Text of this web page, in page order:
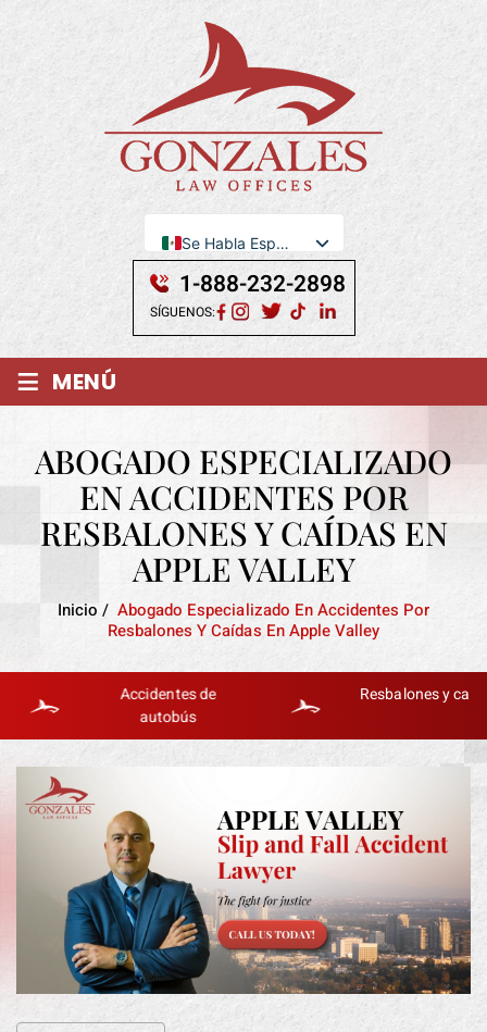
Se Habla Español
English
1-888-232-2898
SÍGUENOS:
≡ MENÚ
ABOGADO ESPECIALIZADO
EN ACCIDENTES POR
RESBALONES Y CAÍDAS EN
APPLE VALLEY
Inicio/Abogado Especializado En Accidentes Por
Resbalones Y Caídas En Apple Valley
Accidentes de
autobús
Resbalones y caídas